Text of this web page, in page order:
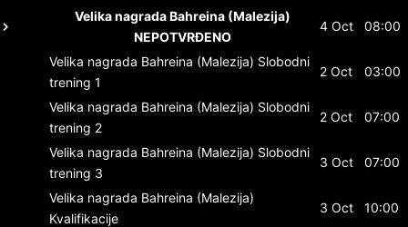
Velika nagrada Bahreina (Malezija)
NEPOTVRĐENO
4 Oct 08:00
Velika nagrada Bahreina (Malezija) Slobodni
trening 1
2 Oct 03:00
Velika nagrada Bahreina (Malezija) Slobodni
trening 2
2 Oct 07:00
Velika nagrada Bahreina (Malezija) Slobodni
trening 3
3 Oct 07:00
Velika nagrada Bahreina (Malezija)
Kvalifikacije
3 Oct 10:00